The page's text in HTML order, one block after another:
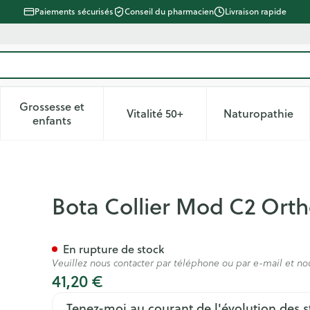
Paiements sécurisés Conseil du pharmacien Livraison rapide
Beauté, soins et hygiène
menu pour la catégorie Régime, alimentation &
Grossesse et
enfantsAfficher le sous-menu pour la catégorie
Vitalité 50+Afficher le sous-menu pour la
Naturopathie
Afficher
8cm Skin S
Bota Collier Mod C2
41,20 €
En rupture de stock
Veuillez nous contacter par téléphone ou par e-mail et